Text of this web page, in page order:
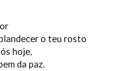
o teu rosto
hoje,
da paz.